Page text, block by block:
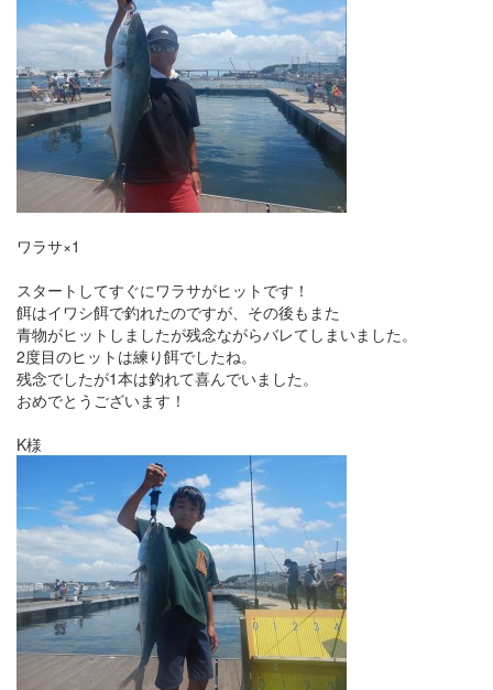
ワラサ×1
スタートしてすぐにワラサがヒットです！
餌はイワシ餌で釣れたのですが、その後もまた
青物がヒットしましたが残念ながらバレてしまいました。
2度目のヒットは練り餌でしたね。
残念でしたが1本は釣れて喜んでいました。
おめでとうございます！
K様